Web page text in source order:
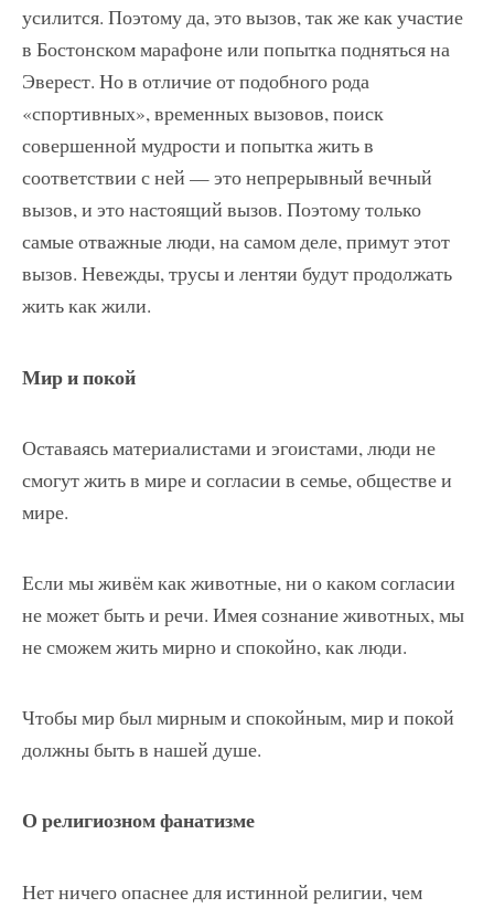
усилится. Поэтому да, это вызов, так же как участие
в Бостонском марафоне или попытка подняться на
Эверест. Но в отличие от подобного рода
«спортивных», временных вызовов, поиск
совершенной мудрости и попытка жить в
соответствии с ней — это непрерывный вечный
вызов, и это настоящий вызов. Поэтому только
самые отважные люди, на самом деле, примут этот
вызов. Невежды, трусы и лентяи будут продолжать
жить как жили.
Мир и покой
Оставаясь материалистами и эгоистами, люди не
смогут жить в мире и согласии в семье, обществе и
мире.
Если мы живём как животные, ни о каком согласии
не может быть и речи. Имея сознание животных, мы
не сможем жить мирно и спокойно, как люди.
Чтобы мир был мирным и спокойным, мир и покой
должны быть в нашей душе.
О религиозном фанатизме
Нет ничего опаснее для истинной религии, чем